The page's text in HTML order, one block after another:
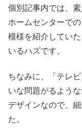
個別記事内では、
ホームセンターで
模様を紹介してい
いるハズです。
ちなみに、「テレ
いな問題がるよう
デザインなので、
た。